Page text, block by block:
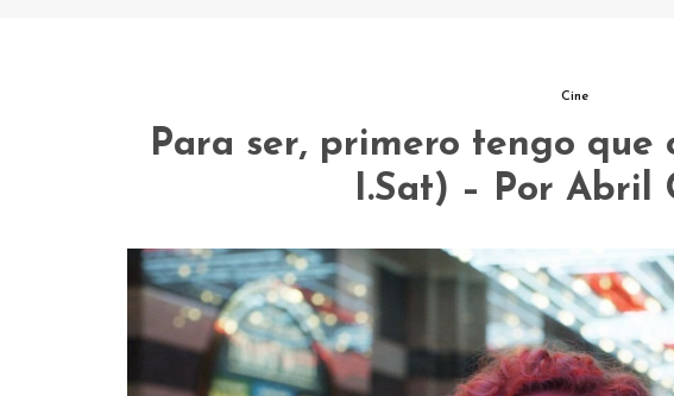
Cine
Para ser, primero tengo
I.Sat) – Por Abril